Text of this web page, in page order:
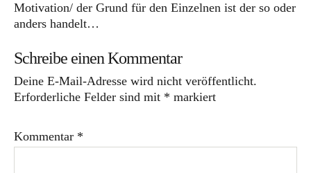
Motivation/ der Grund für den Einzelnen ist der so oder
anders handelt…
Schreibe einen Kommentar
Deine E-Mail-Adresse wird nicht veröffentlicht.
Erforderliche Felder sind mit * markiert
Kommentar *